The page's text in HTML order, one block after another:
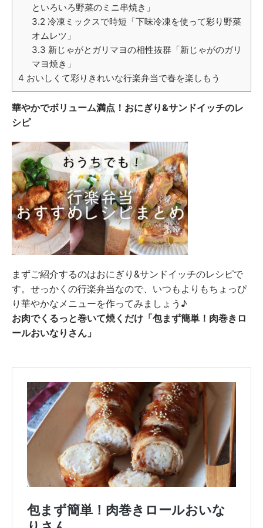
といろいろ野菜のミニ串焼き」
3.2 冷凍ミックスで時短「下味冷凍を使って彩り野菜
オムレツ」
3.3 新じゃがとガリマヨの相性抜群「新じゃがのガリ
マヨ焼き」
4 おいしくて彩りきれいな行楽弁当で春を楽しもう
華やかでボリューム満点！おにぎり&サンドイッチのレ
シピ
まずご紹介するのはおにぎり&サンドイッチのレシピで
す。せっかくの行楽弁当なので、いつもよりもちょっぴ
り華やかなメニューを作ってみましょう♪
お肉でくるっと巻いて焼くだけ「包まず簡単！肉巻きロ
ールおいなりさん」